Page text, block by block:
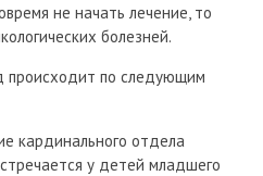
не начать лечение, то
болезней.
происходит по следующим
кардинального отдела
у детей младшего